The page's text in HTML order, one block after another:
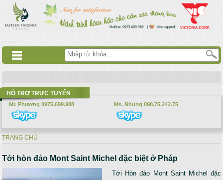
Nhảy đến nội dung
HỖ TRỢ TRỰC TUYẾN
Mr. Phương 0975.699.988 Ms. Nhung 098.75.242.75
Bạn đang ở đây
TRANG CHỦ
Tới hòn đảo Mont Saint Michel đặc biệt ở Pháp
Tới Hòn đảo Mont Saint Michel đặc